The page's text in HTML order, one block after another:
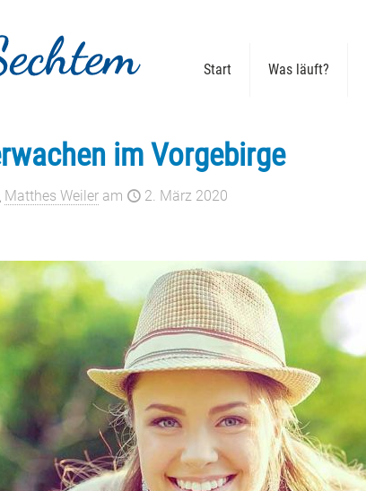
Start Was läuft?
im Vorgebirge
Matthes Weiler am 2. März 2020